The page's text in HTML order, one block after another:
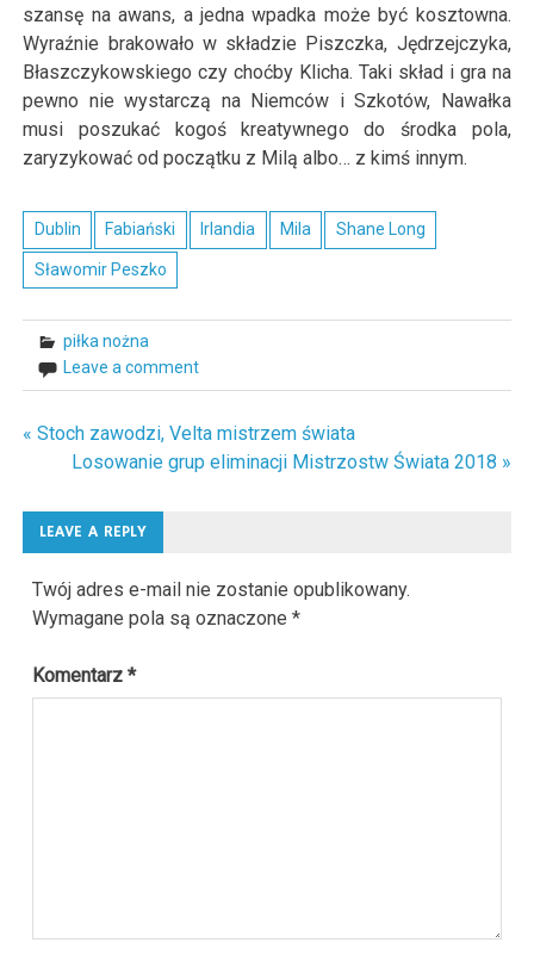
szansę na awans, a jedna wpadka może być kosztowna.
Wyraźnie brakowało w składzie Piszczka, Jędrzejczyka,
Błaszczykowskiego czy choćby Klicha. Taki skład i gra na
pewno nie wystarczą na Niemców i Szkotów, Nawałka
musi poszukać kogoś kreatywnego do środka pola,
zaryzykować od początku z Milą albo… z kimś innym.
Dublin Fabiański Irlandia Mila Shane Long
Sławomir Peszko
piłka nożna
Leave a comment
Nawigacja
« Stoch zawodzi, Velta mistrzem świata
Losowanie grup eliminacji Mistrzostw Świata 2018 »
LEAVE A REPLY
Twój adres e-mail nie zostanie opublikowany.
Wymagane pola są oznaczone*
Komentarz*